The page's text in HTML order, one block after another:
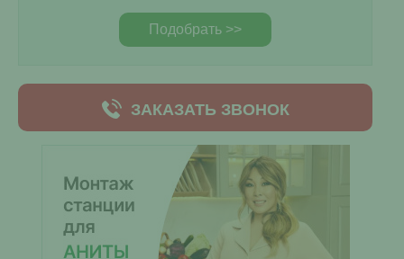
Подобрать >>
ЗАКАЗАТЬ ЗВОНОК